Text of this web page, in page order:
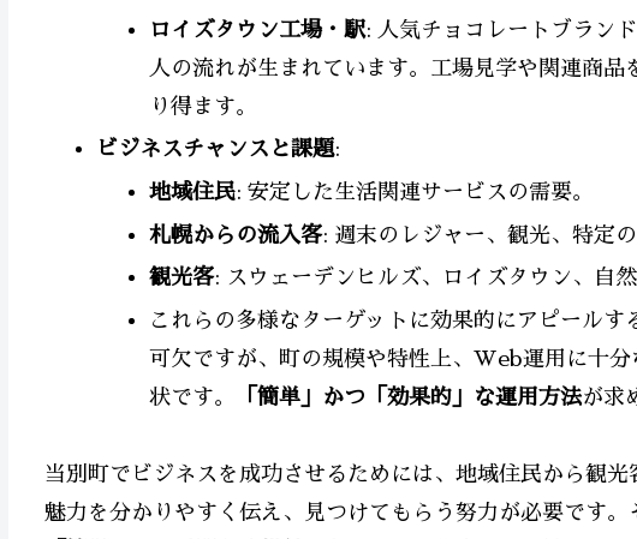
ロイズタウン工場・駅: 人気チョコレートブラン
人の流れが生まれています。工場見学や関連商
り得ます。
ビジネスチャンスと課題:
地域住民: 安定した生活関連サービスの需要。
札幌からの流入客: 週末のレジャー、観光、特定
観光客: スウェーデンヒルズ、ロイズタウン、自
これらの多様なターゲットに効果的にアピール
可欠ですが、町の規模や特性上、Web運用に十
状です。
「簡単」かつ「効果的」な運用方法が求
当別町でビジネスを成功させるためには、地域住民から観
魅力を分かりやすく伝え、見つけてもらう努力が必要です。